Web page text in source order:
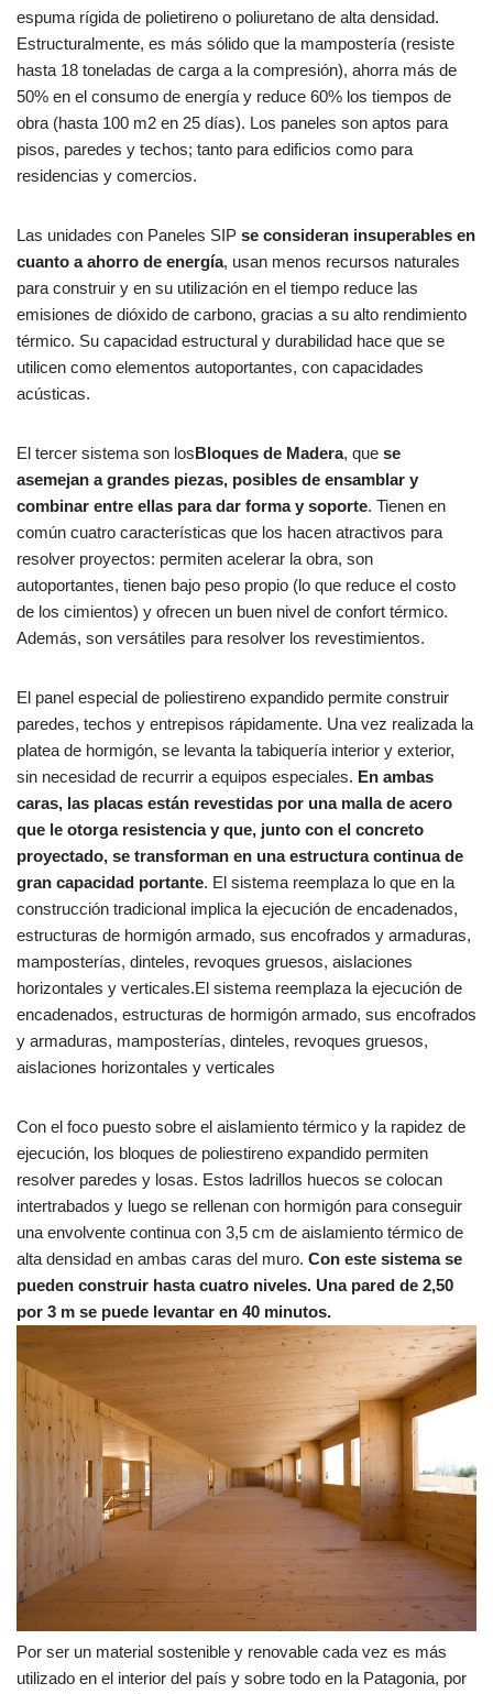
espuma rígida de polietireno o poliuretano de alta densidad.
Estructuralmente, es más sólido que la mampostería (resiste
hasta 18 toneladas de carga a la compresión), ahorra más de
50% en el consumo de energía y reduce 60% los tiempos de
obra (hasta 100 m2 en 25 días). Los paneles son aptos para
pisos, paredes y techos; tanto para edificios como para
residencias y comercios.
Las unidades con Paneles SIP se consideran insuperables en
cuanto a ahorro de energía, usan menos recursos naturales
para construir y en su utilización en el tiempo reduce las
emisiones de dióxido de carbono, gracias a su alto rendimiento
térmico. Su capacidad estructural y durabilidad hace que se
utilicen como elementos autoportantes, con capacidades
acústicas.
El tercer sistema son losBloques de Madera, que se
asemejan a grandes piezas, posibles de ensamblar y
combinar entre ellas para dar forma y soporte. Tienen en
común cuatro características que los hacen atractivos para
resolver proyectos: permiten acelerar la obra, son
autoportantes, tienen bajo peso propio (lo que reduce el costo
de los cimientos) y ofrecen un buen nivel de confort térmico.
Además, son versátiles para resolver los revestimientos.
El panel especial de poliestireno expandido permite construir
paredes, techos y entrepisos rápidamente. Una vez realizada la
platea de hormigón, se levanta la tabiquería interior y exterior,
sin necesidad de recurrir a equipos especiales. En ambas
caras, las placas están revestidas por una malla de acero
que le otorga resistencia y que, junto con el concreto
proyectado, se transforman en una estructura continua de
gran capacidad portante. El sistema reemplaza lo que en la
construcción tradicional implica la ejecución de encadenados,
estructuras de hormigón armado, sus encofrados y armaduras,
mamposterías, dinteles, revoques gruesos, aislaciones
horizontales y verticales.El sistema reemplaza la ejecución de
encadenados, estructuras de hormigón armado, sus encofrados
y armaduras, mamposterías, dinteles, revoques gruesos,
aislaciones horizontales y verticales
Con el foco puesto sobre el aislamiento térmico y la rapidez de
ejecución, los bloques de poliestireno expandido permiten
resolver paredes y losas. Estos ladrillos huecos se colocan
intertrabados y luego se rellenan con hormigón para conseguir
una envolvente continua con 3,5 cm de aislamiento térmico de
alta densidad en ambas caras del muro. Con este sistema se
pueden construir hasta cuatro niveles. Una pared de 2,50
por 3 m se puede levantar en 40 minutos.
Por ser un material sostenible y renovable cada vez es más
utilizado en el interior del país y sobre todo en la Patagonia, por